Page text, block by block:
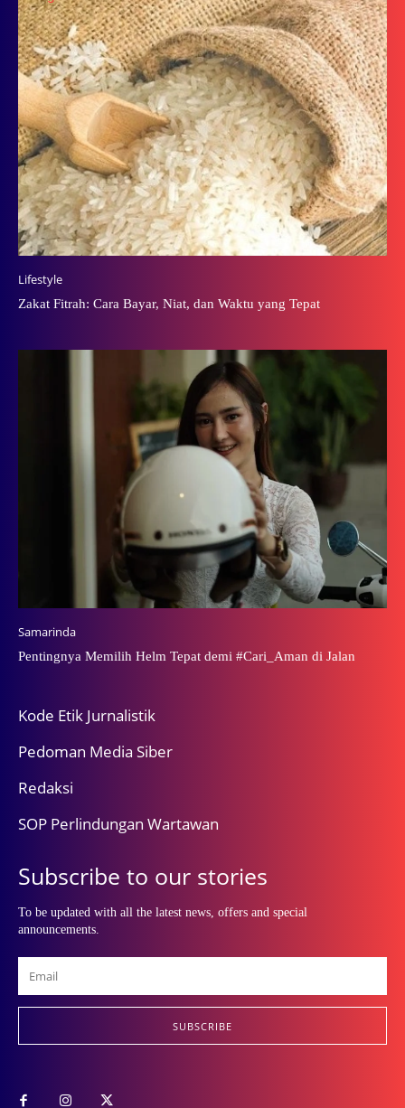
Lifestyle
Zakat Fitrah: Cara Bayar, Niat, dan Waktu yang Tepat
Samarinda
Pentingnya Memilih Helm Tepat demi #Cari_Aman di Jalan
Kode Etik Jurnalistik
Pedoman Media Siber
Redaksi
SOP Perlindungan Wartawan
Subscribe to our stories
To be updated with all the latest news, offers and special
announcements.
SUBSCRIBE